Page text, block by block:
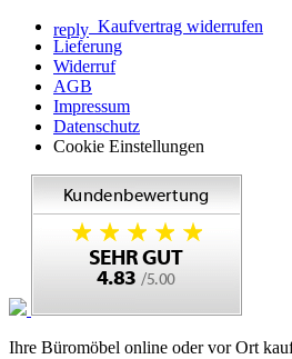
reply Kaufvertrag widerrufen
Lieferung
Widerruf
AGB
Impressum
Datenschutz
Cookie Einstellungen
Ihre Büromöbel online oder vor Ort